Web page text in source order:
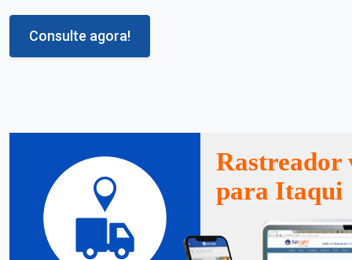
Consulte agora!
Rastreador
para Itaqui